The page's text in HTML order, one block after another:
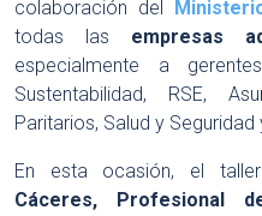
colaboración del
todas las empresas
especialmente a
Sustentabilidad, RSE,
Paritarios, Salud y
En esta ocasión, el
Cáceres, Profesional